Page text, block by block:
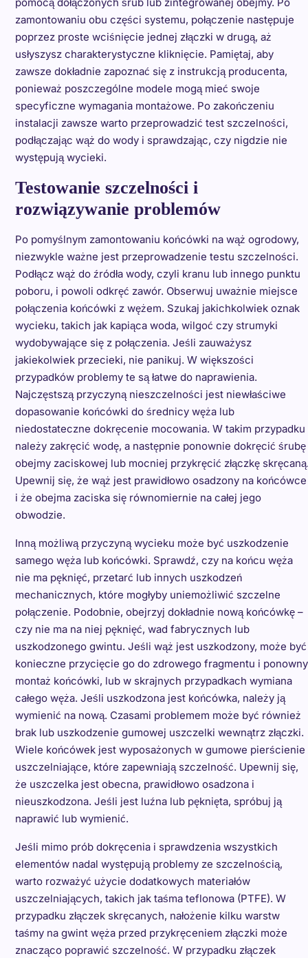
zamontowaniu obu części systemu, połączenie następuje
poprzez proste wciśnięcie jednej złączki w drugą, aż
usłyszysz charakterystyczne kliknięcie. Pamiętaj, aby
zawsze dokładnie zapoznać się z instrukcją producenta,
ponieważ poszczególne modele mogą mieć swoje
specyficzne wymagania montażowe. Po zakończeniu
instalacji zawsze warto przeprowadzić test szczelności,
podłączając wąż do wody i sprawdzając, czy nigdzie nie
występują wycieki.
Testowanie szczelności i
rozwiązywanie problemów
Po pomyślnym zamontowaniu końcówki na wąż ogrodowy,
niezwykle ważne jest przeprowadzenie testu szczelności.
Podłącz wąż do źródła wody, czyli kranu lub innego punktu
poboru, i powoli odkręć zawór. Obserwuj uważnie miejsce
połączenia końcówki z wężem. Szukaj jakichkolwiek oznak
wycieku, takich jak kapiąca woda, wilgoć czy strumyki
wydobywające się z połączenia. Jeśli zauważysz
jakiekolwiek przecieki, nie panikuj. W większości
przypadków problemy te są łatwe do naprawienia.
Najczęstszą przyczyną nieszczelności jest niewłaściwe
dopasowanie końcówki do średnicy węża lub
niedostateczne dokręcenie mocowania. W takim przypadku
należy zakręcić wodę, a następnie ponownie dokręcić śrubę
obejmy zaciskowej lub mocniej przykręcić złączkę
Upewnij się, że wąż jest prawidłowo osadzony na końcówce
i że obejma zaciska się równomiernie na całej jego
obwodzie.
Inną możliwą przyczyną wycieku może być uszkodzenie
samego węża lub końcówki. Sprawdź, czy na końcu węża
nie ma pęknięć, przetarć lub innych uszkodzeń
mechanicznych, które mogłyby uniemożliwić szczelne
połączenie. Podobnie, obejrzyj dokładnie nową końcówkę –
czy nie ma na niej pęknięć, wad fabrycznych lub
uszkodzonego gwintu. Jeśli wąż jest uszkodzony, może być
konieczne przycięcie go do zdrowego fragmentu i ponowny
montaż końcówki, lub w skrajnych przypadkach wymiana
całego węża. Jeśli uszkodzona jest końcówka, należy ją
wymienić na nową. Czasami problemem może być również
brak lub uszkodzenie gumowej uszczelki wewnątrz złączki.
Wiele końcówek jest wyposażonych w gumowe pierścienie
uszczelniające, które zapewniają szczelność. Upewnij się,
że uszczelka jest obecna, prawidłowo osadzona i
nieuszkodzona. Jeśli jest luźna lub pęknięta, spróbuj ją
naprawić lub wymienić.
Jeśli mimo prób dokręcenia i sprawdzenia wszystkich
elementów nadal występują problemy ze szczelnością,
warto rozważyć użycie dodatkowych materiałów
uszczelniających, takich jak taśma teflonowa (PTFE). W
przypadku złączek skręcanych, nałożenie kilku warstw
taśmy na gwint węża przed przykręceniem złączki może
znacząco poprawić szczelność. W przypadku złączek